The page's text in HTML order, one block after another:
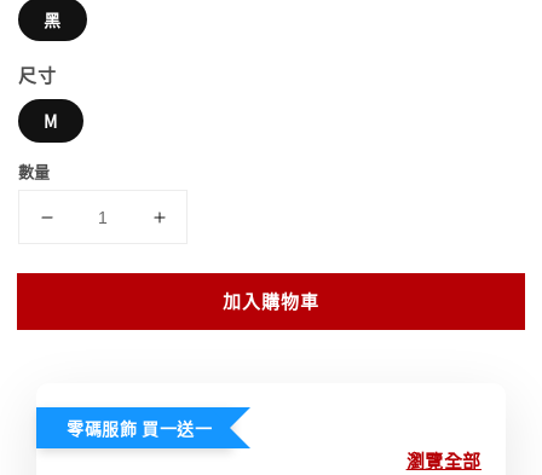
黑
尺寸
M
數量
加入購物車
零碼服飾 買一送一
瀏覽全部